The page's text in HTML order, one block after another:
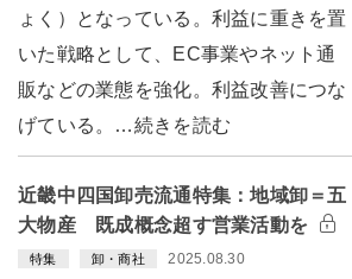
ょく）となっている。利益に重きを置
いた戦略として、EC事業やネット通
販などの業態を強化。利益改善につな
げている。…続きを読む
近畿中四国卸売流通特集：地域卸＝五
大物産 既成概念超す営業活動を
特集 卸・商社 2025.08.30